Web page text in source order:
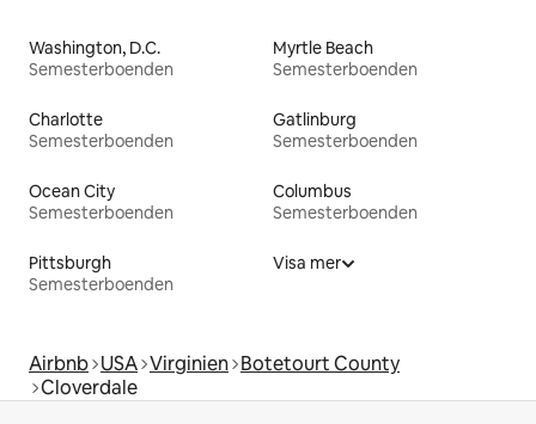
Washington, D.C.
Semesterboenden
Myrtle Beach
Semesterboenden
Charlotte
Semesterboenden
Gatlinburg
Semesterboenden
Ocean City
Semesterboenden
Columbus
Semesterboenden
Pittsburgh
Semesterboenden
Visa mer
Airbnb USA Virginien Botetourt County
Cloverdale